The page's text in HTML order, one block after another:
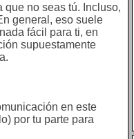
que no seas tú. Incluso,
general, eso suele
fácil para ti, en
supuestamente
en este
por tu parte para